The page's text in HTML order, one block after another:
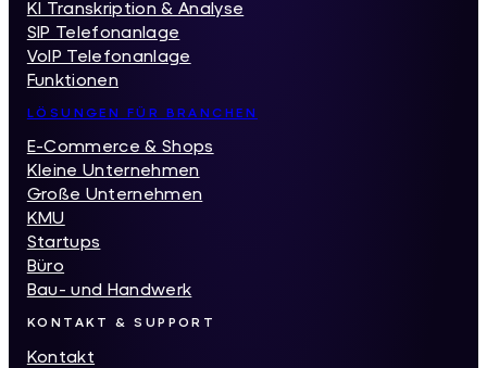
KI Transkription & Analyse
SIP Telefonanlage
VoIP Telefonanlage
Funktionen
LÖSUNGEN FÜR BRANCHEN
E-Commerce & Shops
Kleine Unternehmen
Große Unternehmen
KMU
Startups
Büro
Bau- und Handwerk
KONTAKT & SUPPORT
Kontakt